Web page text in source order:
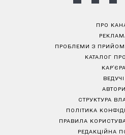
ПРО
ПРОБЛЕМИ З
КАТАЛОГ
КАР’ЄРА
ВЕДУЧІ
АВТОРИ
СТРУКТУРА
ПОЛІТИКА
ПРАВИЛА
РЕДАКЦІЙНА